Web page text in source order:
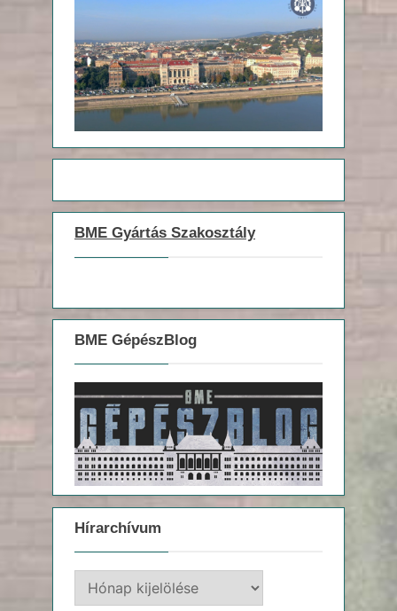
BME Gyártás Szakosztály
BME GépészBlog
Hírarchívum
Hírarchívum